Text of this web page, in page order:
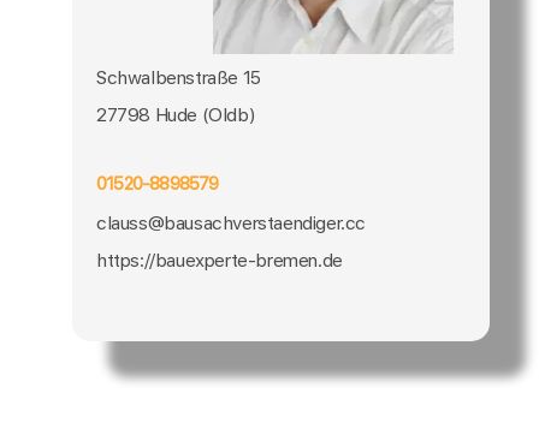
Schwalbenstraße 15
27798 Hude (Oldb)
01520-8898579
clauss@bausachverstaendiger.cc
https://bauexperte-bremen.de